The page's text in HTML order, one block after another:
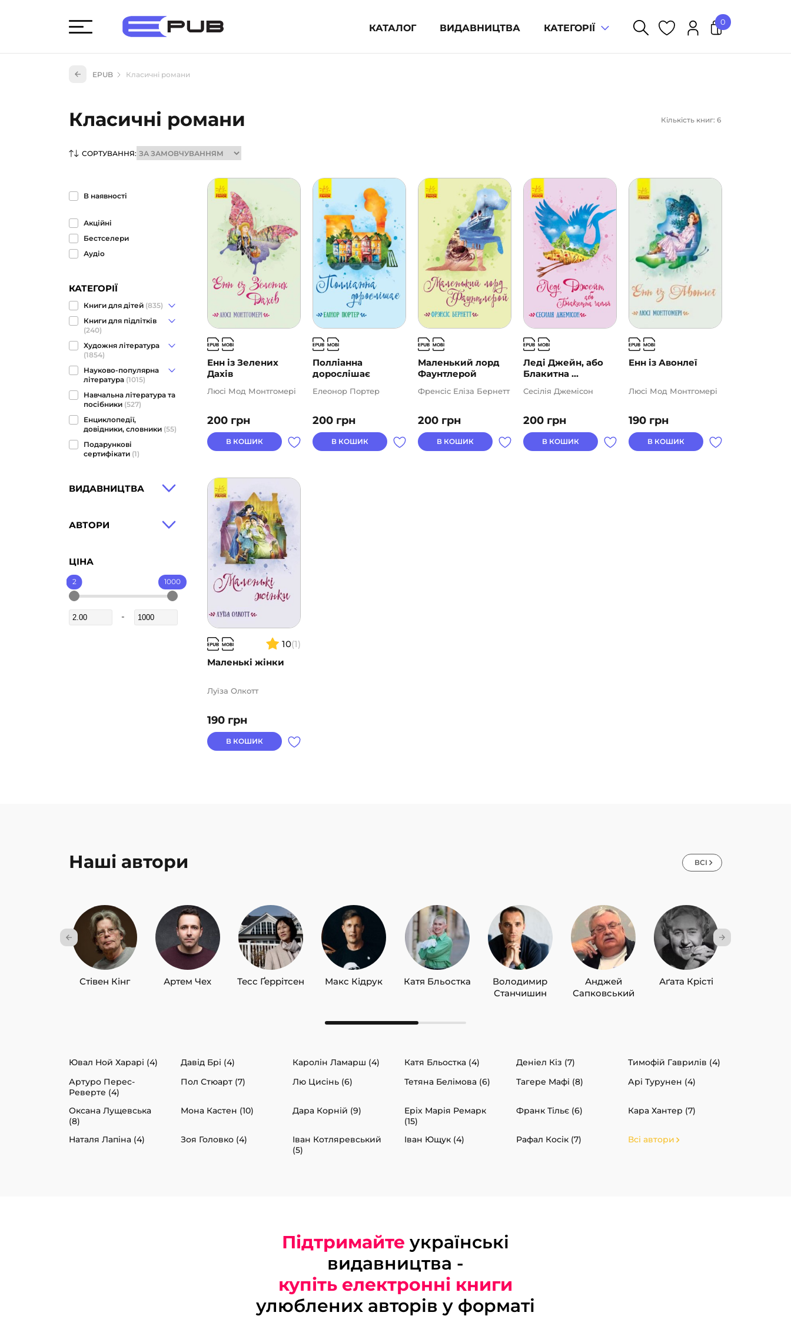
КАТАЛОГ ВИДАВНИЦТВА КАТЕГОРІЇ
Науково-популярна література (1015)
Подарункові сертифікати (1)
0
У кошику немає товарів.
EPUB Класичні романи
Класичні романи Кількість книг: 6
СОРТУВАННЯ:
В наявності
Акційні
Бестселери
Аудіо
КАТЕГОРІЇ
Книги для дітей (835)
Книги для підлітків
(240)
Художня література
(1854)
Науково-популярна
література (1015)
Навчальна література та
посібники (527)
Енциклопедії,
довідники, словники (55)
Подарункові
сертифікати (1)
ВИДАВНИЦТВА
АВТОРИ
ЦІНА
2 1000
Енн із Зелених
Дахів
200 грн
Люсі Мод Монтгомері
В КОШИК
Полліанна
дорослішає
200 грн
Елеонор Портер
В КОШИК
Маленький лорд
Фаунтлерой
200 грн
Френсіс Еліза Бернетт
В КОШИК
Леді Джейн, або
Блакитна ...
200 грн
Сесілія Джемісон
В КОШИК
Енн із Авонлеї
190 грн
Люсі Мод Монтгомері
В КОШИК
10(1)
Маленькі жінки
190 грн
Луїза Олкотт
В КОШИК
Наші автори ВСІ
Стівен Кінг Артем Чех Тесс Ґеррітсен Макс Кідрук Катя Бльостка
Володимир
Станчишин
Анджей
Сапковський
Аґата Крісті
Ювал Ной Харарі (4) Давід Брі (4) Каролін Ламарш (4) Катя Бльостка (4) Деніел Кіз (7)
Тимофій Гаврилів (4)
Артуро Перес-
Реверте (4)
Пол Стюарт (7) Лю Цисінь (6) Тетяна Белімова (6) Тагере Мафі (8) Арі Турунен (4)
Оксана Лущевська
(8)
Мона Кастен (10) Дара Корній (9)
Еріх Марія Ремарк
(15)
Франк Тільє (6) Кара Хантер (7)
Наталя Лапіна (4) Зоя Головко (4)
Іван Котляревський
(5)
Іван Ющук (4) Рафал Косік (7) Всі автори
Підтримайте українські
видавництва -
купіть електронні книги
улюблених авторів у форматі